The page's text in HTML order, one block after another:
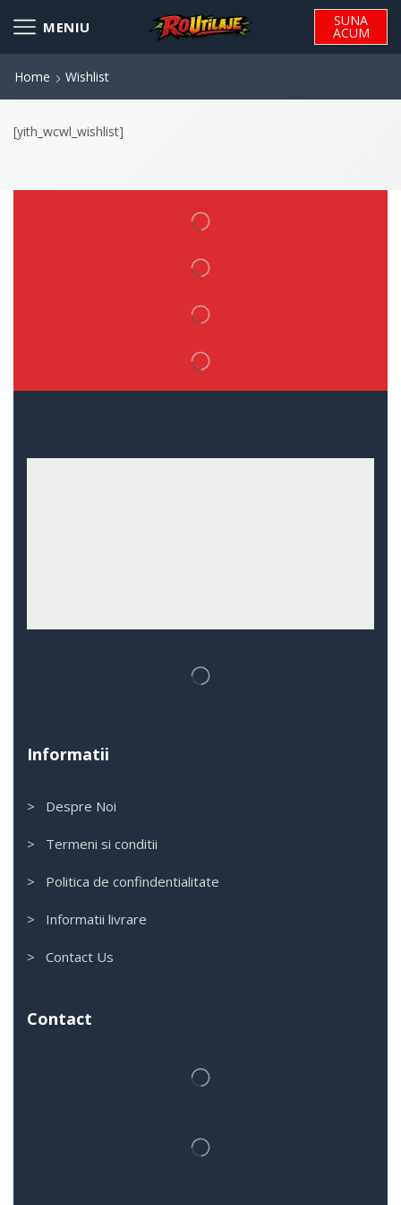
SUNA
ACUM
Home Wishlist
[yith_wcwl_wishlist]
Informatii
> Despre Noi
> Termeni si conditii
> Politica de confindentialitate
> Informatii livrare
> Contact Us
Contact